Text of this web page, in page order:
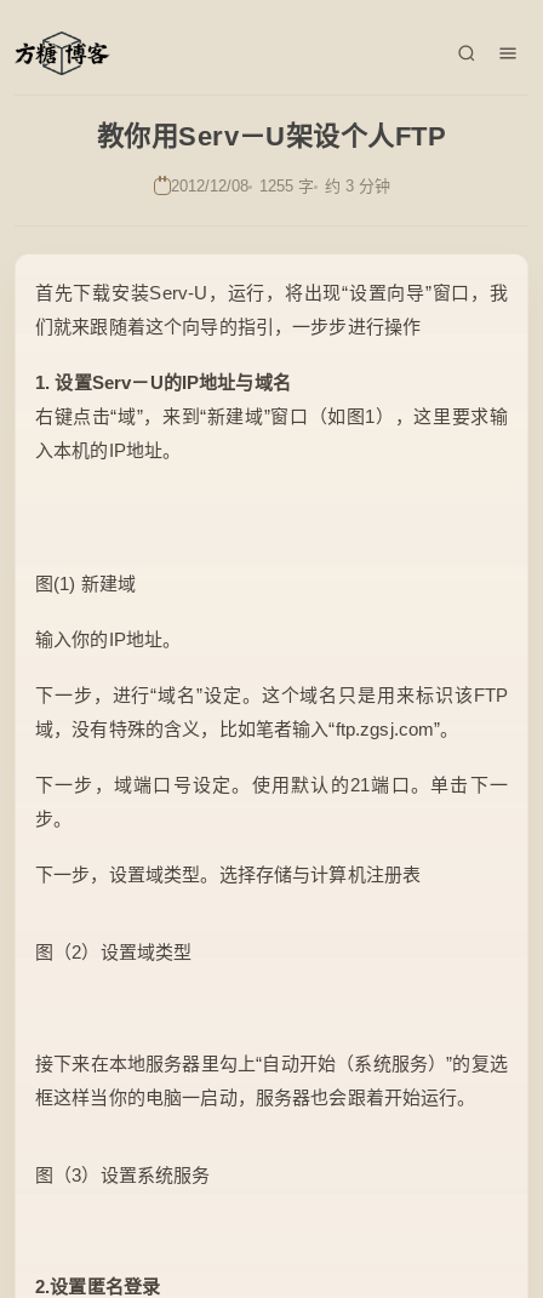
教你用Serv－U架设个人FTP
2012/12/08 1255 字 约 3 分钟
首先下载安装Serv-U，运行，将出现“设置向导”窗口，我
们就来跟随着这个向导的指引，一步步进行操作
1. 设置Serv－U的IP地址与域名
右键点击“域”，来到“新建域”窗口（如图1），这里要求输
入本机的IP地址。
图(1) 新建域
输入你的IP地址。
下一步，进行“域名”设定。这个域名只是用来标识该FTP
域，没有特殊的含义，比如笔者输入“ftp.zgsj.com”。
下一步，域端口号设定。使用默认的21端口。单击下一
步。
下一步，设置域类型。选择存储与计算机注册表
图（2）设置域类型
接下来在本地服务器里勾上“自动开始（系统服务）”的复选
框这样当你的电脑一启动，服务器也会跟着开始运行。
图（3）设置系统服务
2.设置匿名登录